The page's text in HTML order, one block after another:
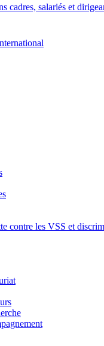
cadres, salariés et
contre les VSS et